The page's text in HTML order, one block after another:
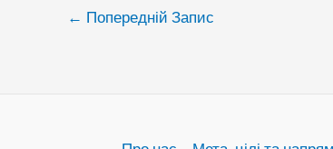
← Попередній Запис